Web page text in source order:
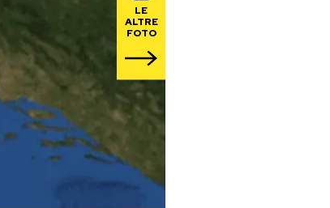
LE
ALTRE
FOTO